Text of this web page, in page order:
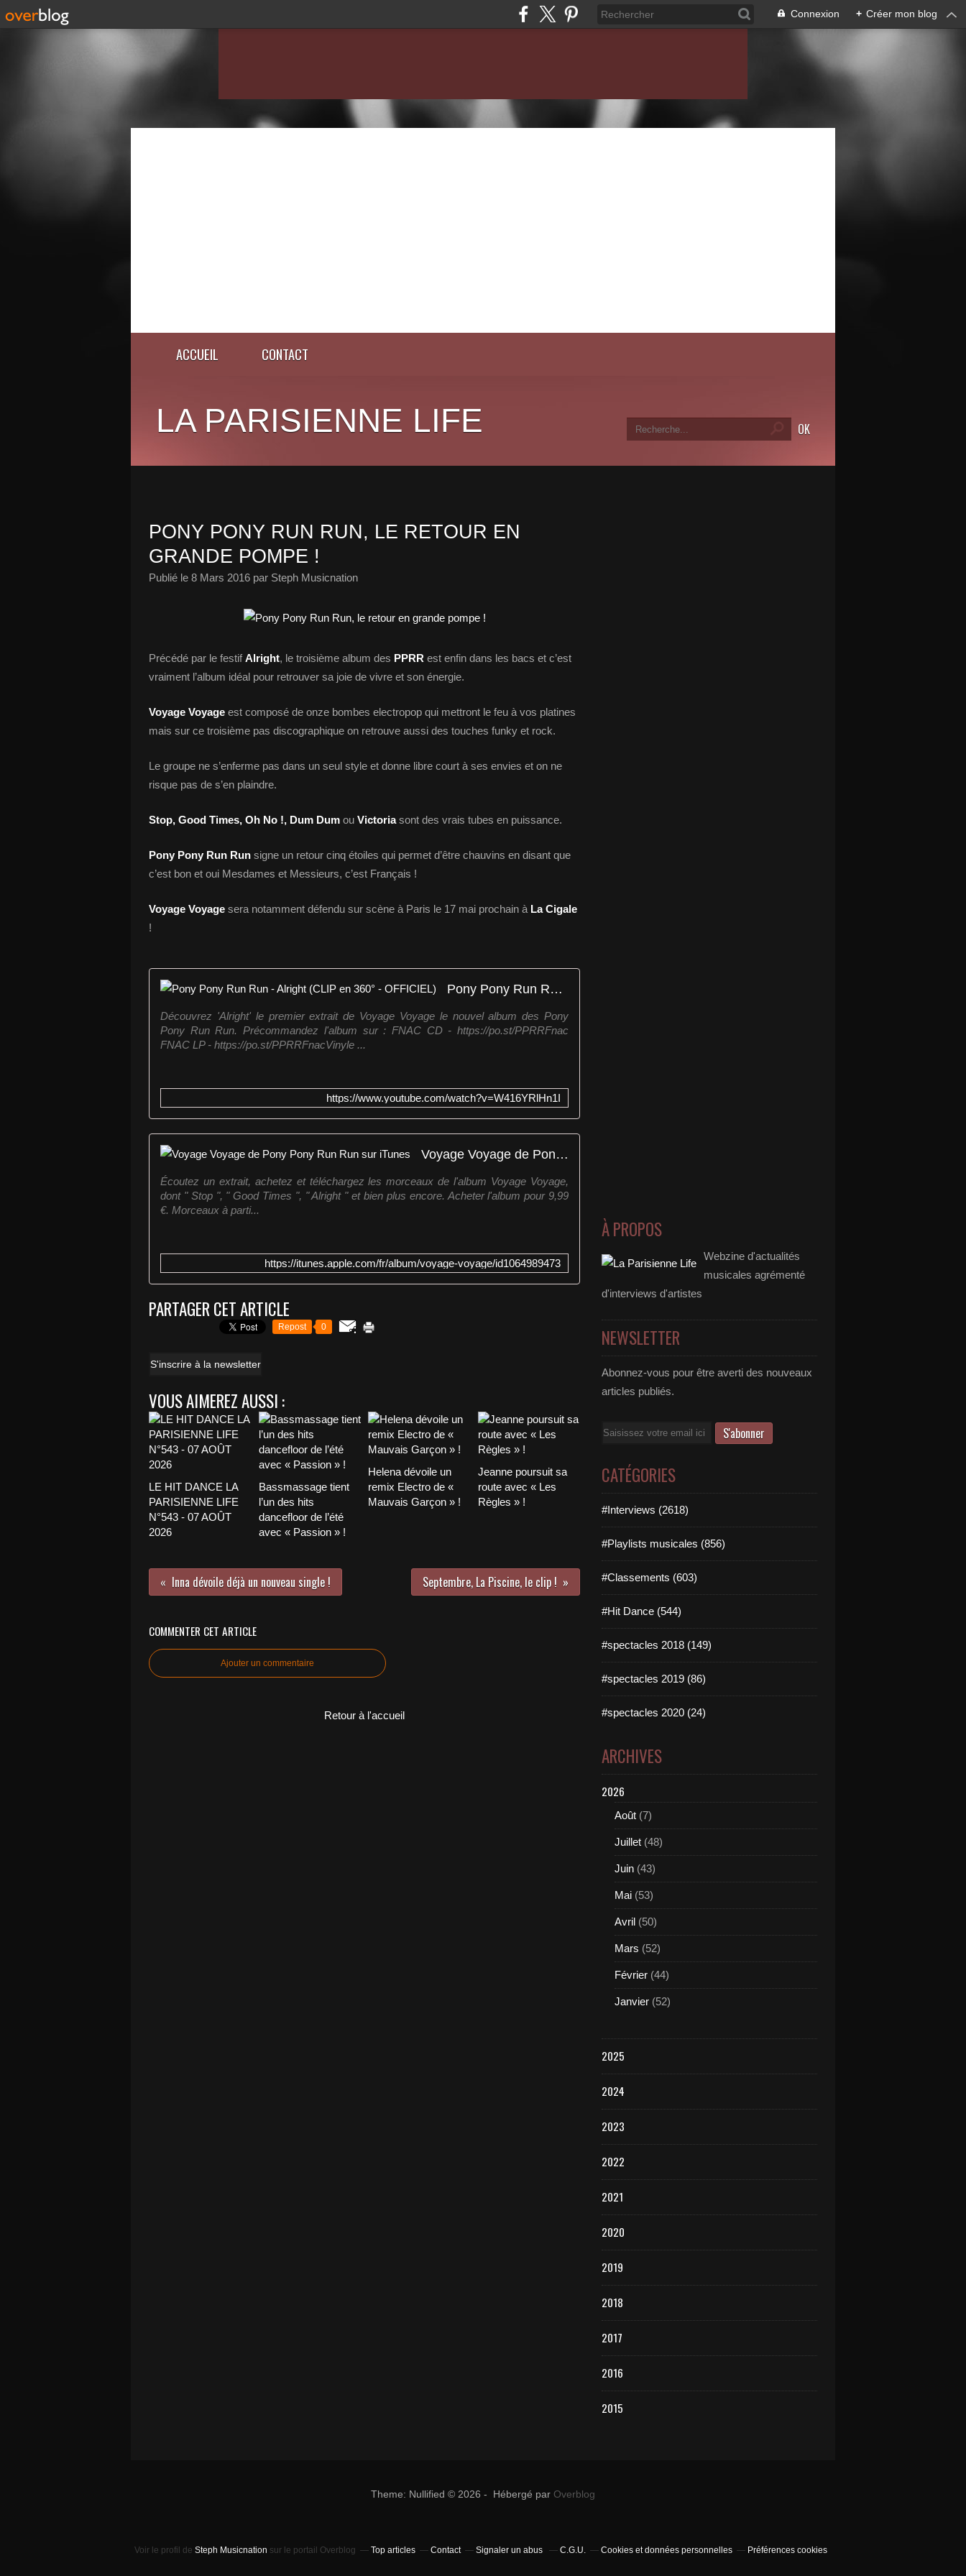
Connexion + Créer mon blog
ACCUEIL CONTACT
LA PARISIENNE LIFE
PONY PONY RUN RUN, LE RETOUR EN
GRANDE POMPE !
Publié le 8 Mars 2016 par Steph Musicnation
Précédé par le festifAlright, le troisième album des PPRR est enfin dans les bacs et c’est
vraiment l’album idéal pour retrouver sa joie de vivre et son énergie.
Voyage Voyage est composé de onze bombes electropop qui mettront le feu à vos platines
mais sur ce troisième pas discographique on retrouve aussi des touches funky et rock.
Le groupe ne s’enferme pas dans un seul style et donne libre court à ses envies et on ne
risque pas de s’en plaindre.
Stop, Good Times, Oh No !, Dum Dum ou Victoriasont des vrais tubes en puissance.
Pony Pony Run Run signe un retour cinq étoiles qui permet d’être chauvins en disant que
c’est bon et oui Mesdames et Messieurs, c’est Français !
Voyage Voyage sera notamment défendu sur scène à Paris le 17 mai prochain à La Cigale
!
Pony Pony Run Run - Alright (CLIP en 360° - OFFICIEL)
Découvrez 'Alright' le premier extrait de Voyage Voyage le nouvel album des Pony
Pony Run Run. Précommandez l'album sur : FNAC CD - https://po.st/PPRRFnac
FNAC LP - https://po.st/PPRRFnacVinyle ...
https://www.youtube.com/watch?v=W416YRlHn1I
Voyage Voyage de Pony Pony Run Run sur iTunes
Écoutez un extrait, achetez et téléchargez les morceaux de l'album Voyage Voyage,
dont " Stop ", " Good Times ", " Alright " et bien plus encore. Acheter l'album pour 9,99
€. Morceaux à parti...
https://itunes.apple.com/fr/album/voyage-voyage/id1064989473
PARTAGER CET ARTICLE
Repost 0
S'inscrire à la newsletter
VOUS AIMEREZ AUSSI :
LE HIT DANCE LA
PARISIENNE LIFE
N°543 - 07 AOÛT
2026
Bassmassage tient
l’un des hits
dancefloor de l’été
avec « Passion » !
Helena dévoile un
remix Electro de «
Mauvais Garçon » !
Jeanne poursuit sa
route avec « Les
Règles » !
Inna dévoile déjà un nouveau single ! Septembre, La Piscine, le clip !
COMMENTER CET ARTICLE
Ajouter un commentaire
Retour à l'accueil
À PROPOS
Webzine d'actualités
musicales agrémenté
d'interviews d'artistes
NEWSLETTER
Abonnez-vous pour être averti des nouveaux
articles publiés.
Email
CATÉGORIES
#Interviews (2618)
#Playlists musicales (856)
#Classements (603)
#Hit Dance (544)
#spectacles 2018 (149)
#spectacles 2019 (86)
#spectacles 2020 (24)
ARCHIVES
2026
Août (7)
Juillet (48)
Juin (43)
Mai (53)
Avril (50)
Mars (52)
Février (44)
Janvier (52)
2025
2024
2023
2022
2021
2020
2019
2018
2017
2016
2015
Theme: Nullified © 2026 - Hébergé par Overblog
Voir le profil de Steph Musicnation sur le portail Overblog Top articles Contact Signaler un abus C.G.U. Cookies et données personnelles Préférences cookies